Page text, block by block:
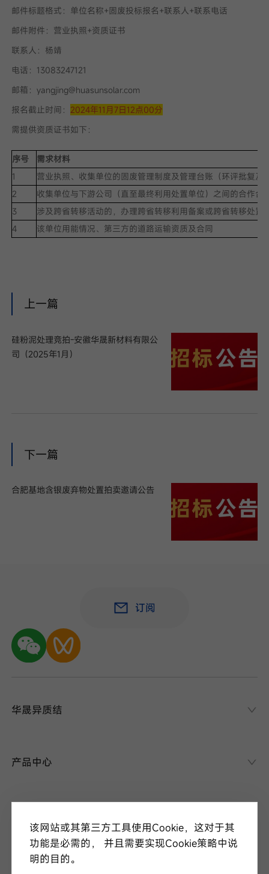
邮件标题格式：单位名称+固废投标报名+联系人+联系电话
邮件附件：营业执照+资质证书
联系人：杨靖
电话：13083247121
邮箱：yangjing@huasunsolar.com
报名截止时间： 2024年11月7日12点00分
需提供资质证书如下：
序号 需求材料
1
营业执照、收集单位的固废管理制度及管理台账（环评批复
2
收集单位与下游公司（直至最终利用处置单位）之间的合作合
3
涉及跨省转移活动的，办理跨省转移利用备案或跨省转移处置
4
该单位用能情况、第三方的道路运输资质及合同
上一篇
硅粉泥处理竞拍-安徽华晟新材料有限公
司（2025年1月）
下一篇
合肥基地含银废弃物处置拍卖邀请公告
订阅
华晟异质结
产品中心
异质结组件
项目案例
走进华晟
研发实力
新闻中心
该网站或其第三方工具使用Cookie，这对于其
功能是必需的， 并且需要实现Cookie策略中说
明的目的。